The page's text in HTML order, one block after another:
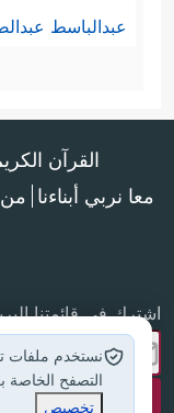
عبدالباسط
القرآن
معا نربي أبناءنا
اشترك في قائمتنا
نستخدم ملفات
التصفح
تخصيص